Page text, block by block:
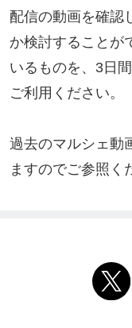
配信の動画を確認
か検討することが
いるものを、3日
ご利用ください。
過去のマルシェ動
ますのでご参照く